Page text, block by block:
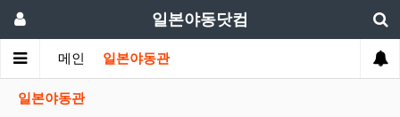
일본야동닷컴
메인 일본야동관
일본야동관